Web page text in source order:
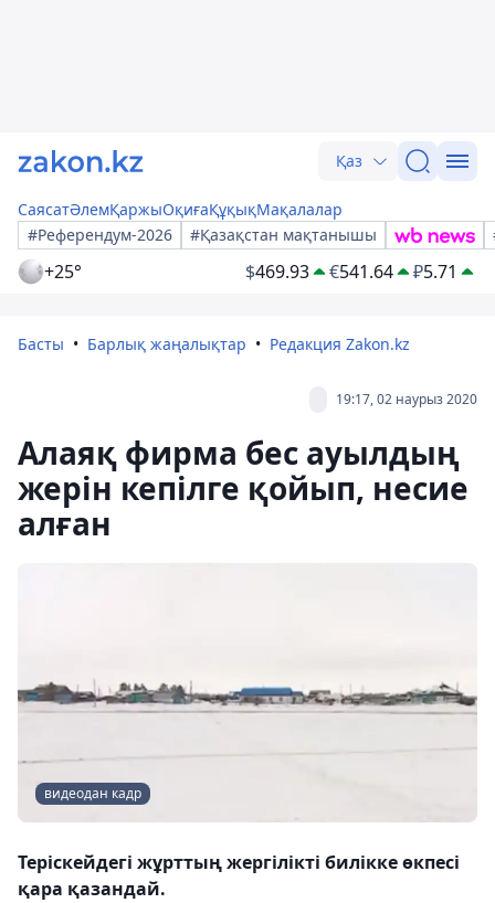
Қаз
СаясатӘлемҚаржыОқиғаҚұқықМақалалар
#Референдум-2026
#Қазақстан мақтанышы
+25° $469.93 €541.64 ₽5.71
Басты Барлық жаңалықтар Редакция Zakon.kz
19:17, 02 наурыз 2020
Алаяқ фирма бес ауылдың
жерін кепілге қойып, несие
алған
видеодан кадр
Теріскейдегі жұрттың жергілікті билікке өкпесі
қара қазандай.